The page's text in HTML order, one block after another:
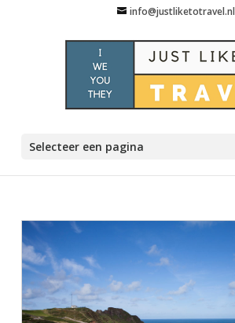
info@justliketotravel.nl
Selecteer een pagina